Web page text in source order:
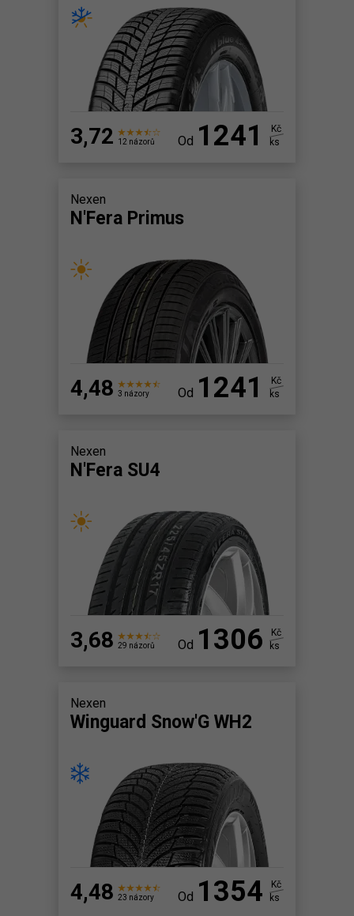
3,72 12 názorů Od 1241
Kč
ks
Nexen
N'Fera Primus
4,48 3 názory Od 1241
Kč
ks
Nexen
N'Fera SU4
3,68 29 názorů Od 1306
Kč
ks
Nexen
Winguard Snow'G WH2
4,48 23 názory Od 1354
Kč
ks